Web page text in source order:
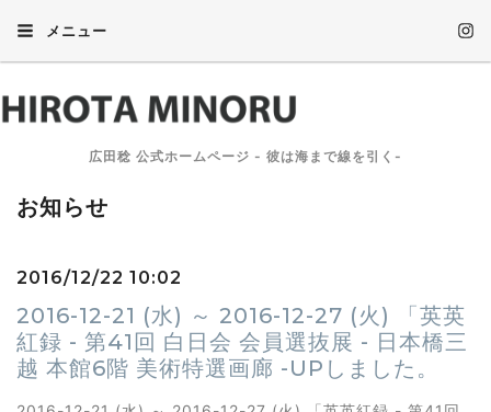
メニュー
広田稔 公式ホームページ - 彼は海まで線を引く-
お知らせ
2016/12/22 10:02
2016-12-21 (水) ～ 2016-12-27 (火) 「英英
紅録 - 第41回 白日会 会員選抜展 - 日本橋三
越 本館6階 美術特選画廊 -UPしました。